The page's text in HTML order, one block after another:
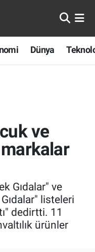
Dünya
ve
Gıdalar" ve
listeleri
dedirtti. 11
ürünler